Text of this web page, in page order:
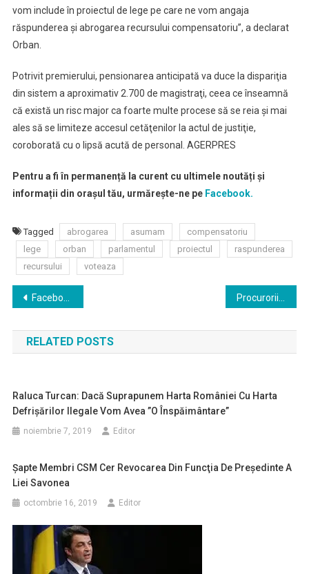
vom include în proiectul de lege pe care ne vom angaja
răspunderea şi abrogarea recursului compensatoriu”, a declarat
Orban.
Potrivit premierului, pensionarea anticipată va duce la dispariţia
din sistem a aproximativ 2.700 de magistraţi, ceea ce înseamnă
că există un risc major ca foarte multe procese să se reia şi mai
ales să se limiteze accesul cetăţenilor la actul de justiţie,
coroborată cu o lipsă acută de personal. AGERPRES
Pentru a fi în permanență la curent cu ultimele noutăți și
informații din orașul tău, urmărește-ne peFacebook.
Tagged abrogarea asumam
compensatoriu
lege
orban parlamentul proiectul
raspunderea
recursului
voteaza
Navigare
în
articole
Facebook anunță o unealtă prin care pozele de pe platformă pot fi transferate în Google Photos Procurorii cer pedepse maxime de 15 ani închisoare pentru cei doi pompieri din dosarul Colectiv
RELATED POSTS
Raluca Turcan: Dacă Suprapunem Harta României Cu Harta
Defrişărilor Ilegale Vom Avea ”o Înspăimântare”
noiembrie 7, 2019 Editor
Şapte Membri CSM Cer Revocarea Din Funcţia De Preşedinte A
Liei Savonea
octombrie 16, 2019 Editor